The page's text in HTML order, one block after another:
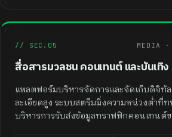
// SEC.05 MEDIA ·
สื่อสารมวลชน คอนเทนต์ และบันเทิง
แพลตฟอร์มบริหารจัดการและจัดเก็บดิจิทั
ละเอียดสูง ระบบสตรีมมิ่งความหน่วงต่ำที่
บริหารการรับส่งข้อมูลทราฟฟิกคอนเทน